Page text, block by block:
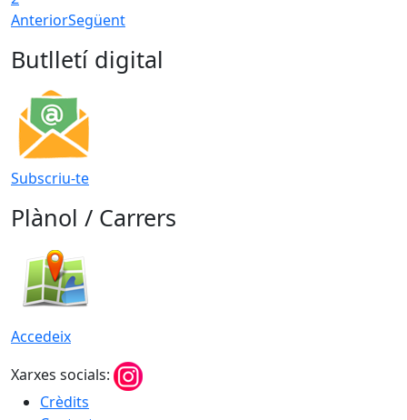
AnteriorSegüent
Butlletí digital
Subscriu-te
Plànol / Carrers
Accedeix
Xarxes socials:
Crèdits